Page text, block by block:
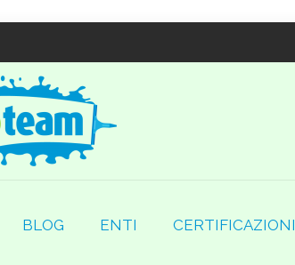
BLOG ENTI CERTIFICAZIONI